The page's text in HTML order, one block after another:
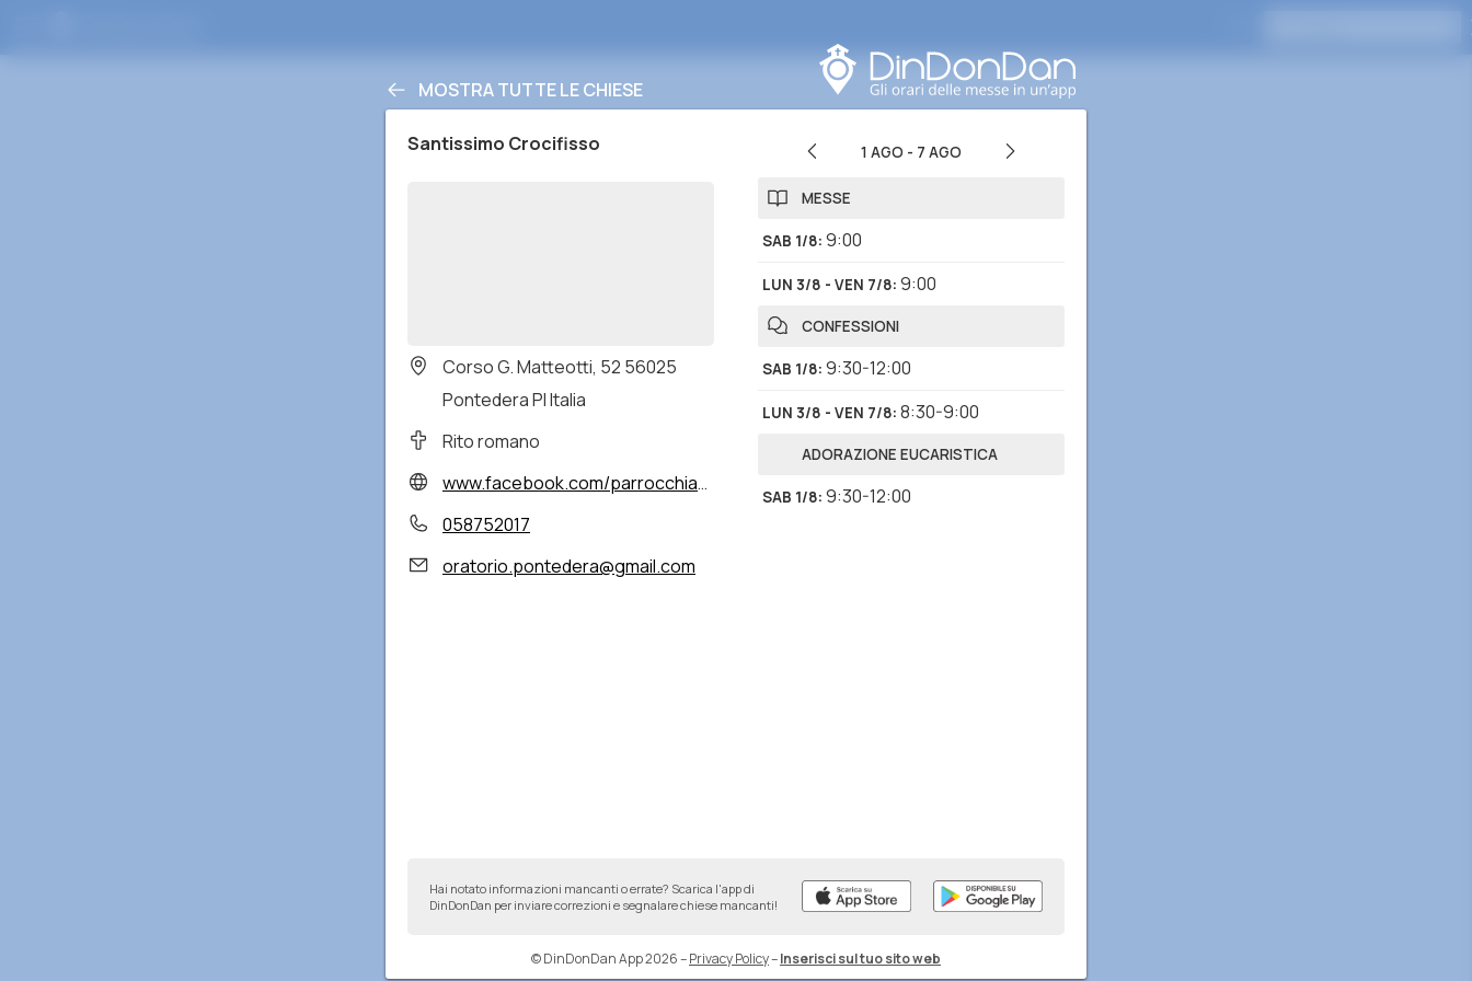
MOSTRA TUTTE LE CHIESE
Santissimo Crocifisso
Corso G. Matteotti, 52 56025
Pontedera PI Italia
Rito romano
www.facebook.com/parrocchiaduomopontedera/
058752017
oratorio.pontedera@gmail.com
1 AGO - 7 AGO
MESSE
SAB 1/8: 9:00
LUN 3/8 - VEN 7/8: 9:00
CONFESSIONI
SAB 1/8: 9:30-12:00
LUN 3/8 - VEN 7/8: 8:30-9:00
ADORAZIONE EUCARISTICA
SAB 1/8: 9:30-12:00
Hai notato informazioni mancanti o errate? Scarica l'app di
DinDonDan per inviare correzioni e segnalare chiese mancanti!
© DinDonDan App 2026–Privacy Policy–Inserisci sul tuo sito web